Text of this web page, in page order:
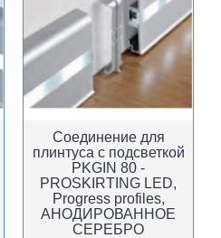
Соединение для
плинтуса с подсветкой
PKGIN 80 -
PROSKIRTING LED,
Progress profiles,
АНОДИРОВАННОЕ
СЕРЕБРО